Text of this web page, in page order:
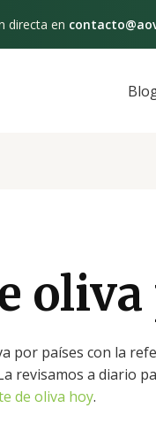
directa en
por países con la
revisamos a diario
de oliva hoy.